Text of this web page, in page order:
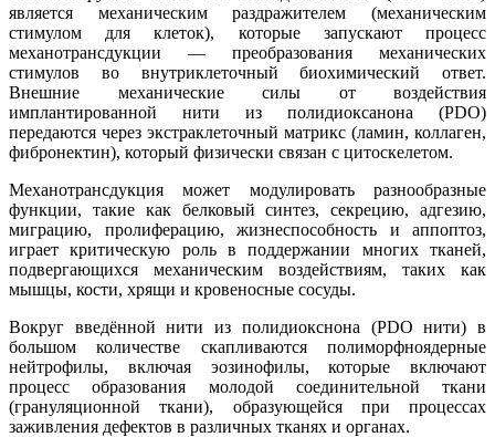
является механическим раздражителем (механическим
стимулом для клеток), которые запускают процесс
механотрансдукции — преобразования механических
стимулов во внутриклеточный биохимический ответ.
Внешние механические силы от воздействия
имплантированной нити из полидиоксанона (PDO)
передаются через экстраклеточный матрикс (ламин, коллаген,
фибронектин), который физически связан с цитоскелетом.
Механотрансдукция может модулировать разнообразные
функции, такие как белковый синтез, секрецию, адгезию,
миграцию, пролиферацию, жизнеспособность и аппоптоз,
играет критическую роль в поддержании многих тканей,
подвергающихся механическим воздействиям, таких как
мышцы, кости, хрящи и кровеносные сосуды.
Вокруг введённой нити из полидиокснона (PDO нити) в
большом количестве скапливаются полиморфноядерные
нейтрофилы, включая эозинофилы, которые включают
процесс образования молодой соединительной ткани
(грануляционной ткани), образующейся при процессах
заживления дефектов в различных тканях и органах.